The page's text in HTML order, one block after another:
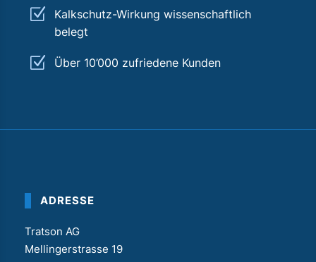
Z
Kalkschutz-Wirkung wissenschaftlich
belegt
Z Über 10’000 zufriedene Kunden
ADRESSE
Tratson AG
Mellingerstrasse 19